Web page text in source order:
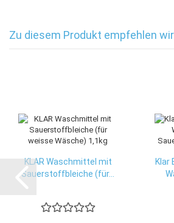
Zu diesem Produkt empfehlen
KLAR Waschmittel mit
Sauerstoffbleiche (für...
Klar